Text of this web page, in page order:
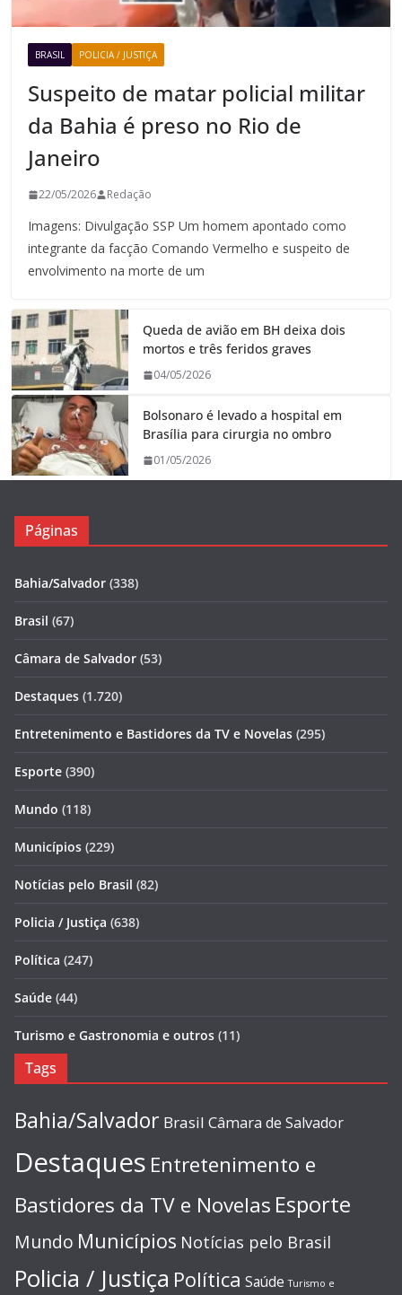
BRASIL POLICIA / JUSTIÇA
Suspeito de matar policial militar
da Bahia é preso no Rio de
Janeiro
22/05/2026 Redação
Imagens: Divulgação SSP Um homem apontado como
integrante da facção Comando Vermelho e suspeito de
envolvimento na morte de um
Queda de avião em BH deixa dois
mortos e três feridos graves
04/05/2026
Bolsonaro é levado a hospital em
Brasília para cirurgia no ombro
01/05/2026
Páginas
Bahia/Salvador (338)
Brasil (67)
Câmara de Salvador (53)
Destaques (1.720)
Entretenimento e Bastidores da TV e Novelas (295)
Esporte (390)
Mundo (118)
Municípios (229)
Notícias pelo Brasil (82)
Policia / Justiça (638)
Política (247)
Saúde (44)
Turismo e Gastronomia e outros (11)
Tags
Bahia/Salvador Brasil Câmara de Salvador
Destaques Entretenimento e
Bastidores da TV e Novelas Esporte
Mundo Municípios Notícias pelo Brasil
Policia / Justiça Política Saúde Turismo e